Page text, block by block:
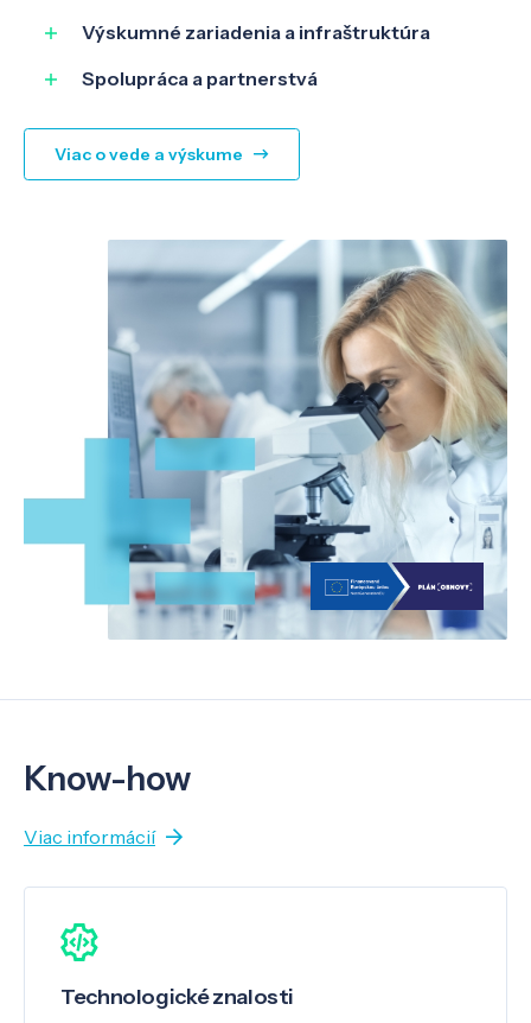
Kontakt
EN
Výskumné zariadenia a infraštruktúra
Spolupráca a partnerstvá
Viac o vede a výskume
Know-how
Viac informácií
Technologické znalosti